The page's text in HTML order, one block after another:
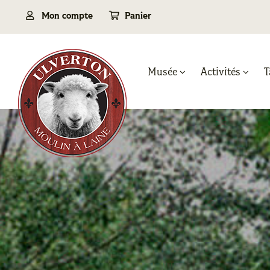
Passer
Mon compte Panier
Musée Activités